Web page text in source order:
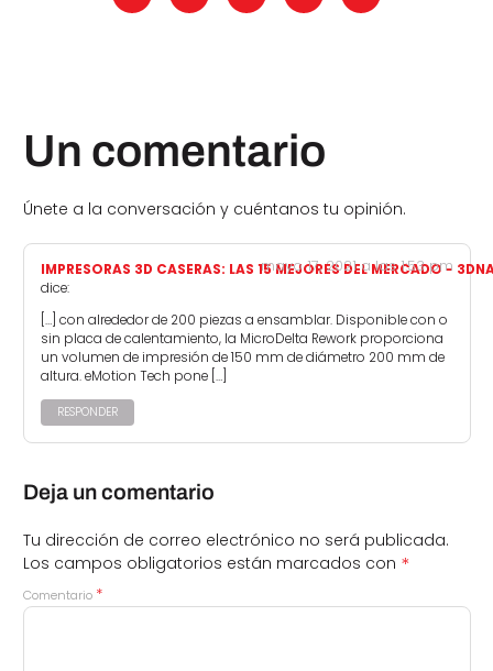
Un comentario
Únete a la conversación y cuéntanos tu opinión.
IMPRESORAS 3D CASERAS: LAS 15 MEJORES DEL MERCADO -
dice:
mayo 17, 2021 a las 1:53 pm
[…] con alrededor de 200 piezas a ensamblar. Disponible con o
sin placa de calentamiento, la MicroDelta Rework proporciona
un volumen de impresión de 150 mm de diámetro 200 mm de
altura. eMotion Tech pone […]
RESPONDER
Deja un comentario
Tu dirección de correo electrónico no será publicada.
Los campos obligatorios están marcados con *
Comentario *